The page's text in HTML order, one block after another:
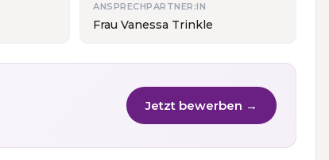
ANSPRECHPARTNER:IN
Frau Vanessa Trinkle
Jetzt bewerben →